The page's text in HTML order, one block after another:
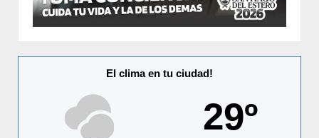
El clima en tu ciudad!
29º